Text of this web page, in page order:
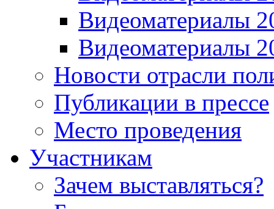
Видеоматериалы
Видеоматериалы
Новости отрасли
Публикации в прессе
Место проведения
Участникам
Зачем выставляться?